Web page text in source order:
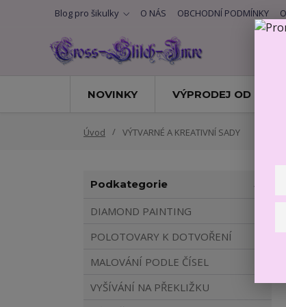
Blog pro šikulky O NÁS OBCHODNÍ PODMÍNKY
NOVINKY VÝPRODEJ OD
Úvod VÝTVARNÉ A KREATIVNÍ SADY
Podkategorie
DIAMOND PAINTING
POLOTOVARY K DOTVOŘENÍ
MALOVÁNÍ PODLE ČÍSEL
VYŠÍVÁNÍ NA PŘEKLIŽKU